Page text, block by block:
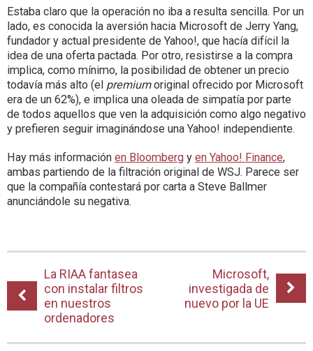
Estaba claro que la operación no iba a resulta sencilla. Por un
lado, es conocida la aversión hacia Microsoft de Jerry Yang,
fundador y actual presidente de Yahoo!, que hacía difícil la
idea de una oferta pactada. Por otro, resistirse a la compra
implica, como mínimo, la posibilidad de obtener un precio
todavía más alto (el premiumoriginal ofrecido por Microsoft
era de un 62%), e implica una oleada de simpatía por parte
de todos aquellos que ven la adquisición como algo negativo
y prefieren seguir imaginándose una Yahoo! independiente.
Hay más información en Bloomberg y en Yahoo! Finance,
ambas partiendo de la filtración original de WSJ. Parece ser
que la compañía contestará por carta a Steve Ballmer
anunciándole su negativa.
La RIAA fantasea
con instalar filtros
en nuestros
ordenadores
Microsoft,
investigada de
nuevo por la UE